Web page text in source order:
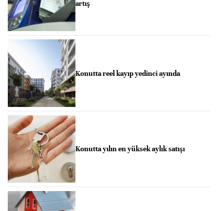
artış
Konutta reel kayıp yedinci ayında
Konutta yılın en yüksek aylık satışı